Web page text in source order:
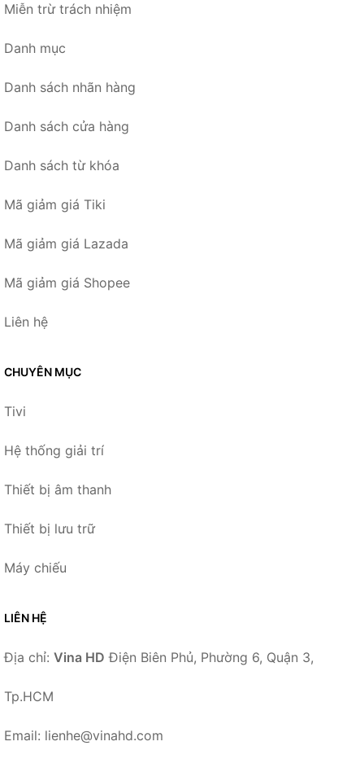
Miễn trừ trách nhiệm
Danh mục
Danh sách nhãn hàng
Danh sách cửa hàng
Danh sách từ khóa
Mã giảm giá Tiki
Mã giảm giá Lazada
Mã giảm giá Shopee
Liên hệ
CHUYÊN MỤC
Tivi
Hệ thống giải trí
Thiết bị âm thanh
Thiết bị lưu trữ
Máy chiếu
LIÊN HỆ
Địa chỉ: Vina HD Điện Biên Phủ, Phường 6, Quận 3,
Tp.HCM
Email: lienhe@vinahd.com